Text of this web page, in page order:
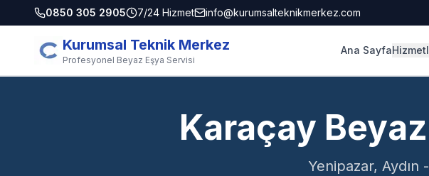
0850 305 2905 7/24 Hizmet info@kurumsalteknikmerkez.com
Kurumsal Teknik Merkez
Profesyonel Beyaz Eşya Servisi
Ana Sayfa
Karaçay
Yenipazar,